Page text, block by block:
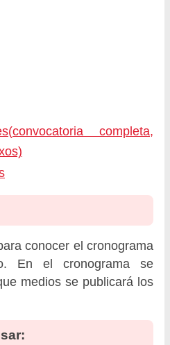
completa,
conocer el cronograma
En el cronograma se
medios se publicará los